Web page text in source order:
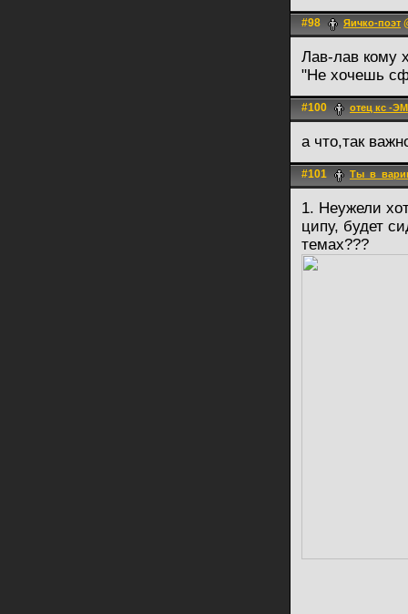
#98 Яичко-поэт
Лав-лав кому
"Не хочешь
#100 отец кс -
а что,так
#101
1. Неужели
ципу, будет
темах???